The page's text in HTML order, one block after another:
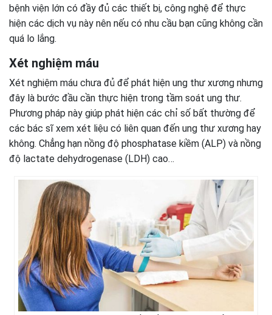
bệnh viện lớn có đầy đủ các thiết bị, công nghệ để thực
hiện các dịch vụ này nên nếu có nhu cầu bạn cũng không cần
quá lo lắng.
Xét nghiệm máu
Xét nghiệm máu chưa đủ để phát hiện ung thư xương nhưng
đây là bước đầu cần thực hiện trong tầm soát ung thư.
Phương pháp này giúp phát hiện các chỉ số bất thường để
các bác sĩ xem xét liệu có liên quan đến ung thư xương hay
không. Chẳng hạn nồng độ phosphatase kiềm (ALP) và nồng
độ lactate dehydrogenase (LDH) cao…